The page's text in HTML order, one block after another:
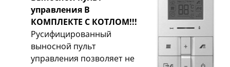
управления В
КОМПЛЕКТЕ С КОТЛОМ!!!
Русифицированный
выносной пульт
управления позволяет не